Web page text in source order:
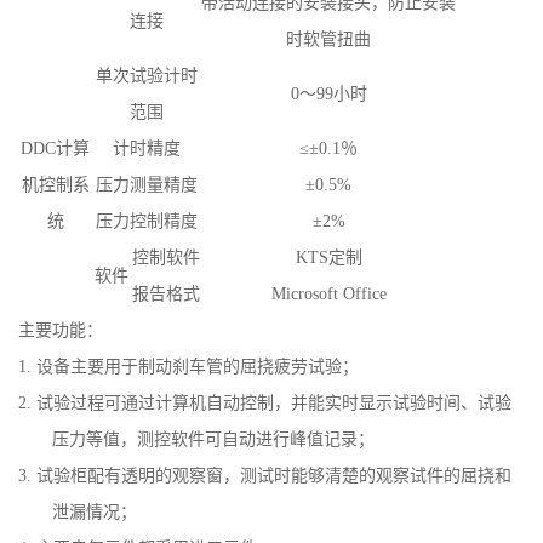
连接
时软管扭曲
DDC计算
机控制系
统
单次试验计时
范围
0～99小时
计时精度
≤±0.1％
压力测量精度
±0.5%
压力控制精度
±2%
软件
控制软件 KTS定制
报告格式
Microsoft Office
主要功能：
1. 设备主要用于制动刹车管的屈挠疲劳试验；
2. 试验过程可通过计算机自动控制，并能实时显示试验时间、试验
压力等值，测控软件可自动进行峰值记录；
3. 试验柜配有透明的观察窗，测试时能够清楚的观察试件的屈挠和
泄漏情况；